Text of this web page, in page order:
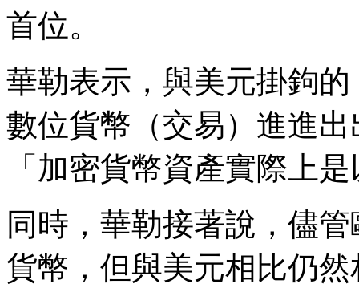
首位。
華勒表示，與美元掛鉤的
數位貨幣（交易）進進
「加密貨幣資產實際上
同時，華勒接著說，儘
貨幣，但與美元相比仍